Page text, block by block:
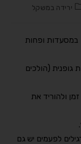
ירידה במשקל
במסעדות ופחות
גופנית (הולכים
ולהוריד את
. ⠀
לפעמים יש גם